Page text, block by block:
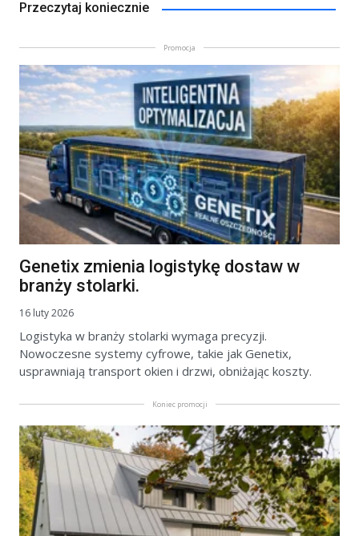
Przeczytaj koniecznie
Promocja
Genetix zmienia logistykę dostaw w
branży stolarki.
16 luty 2026
Logistyka w branży stolarki wymaga precyzji.
Nowoczesne systemy cyfrowe, takie jak Genetix,
usprawniają transport okien i drzwi, obniżając koszty.
Koniec promocji